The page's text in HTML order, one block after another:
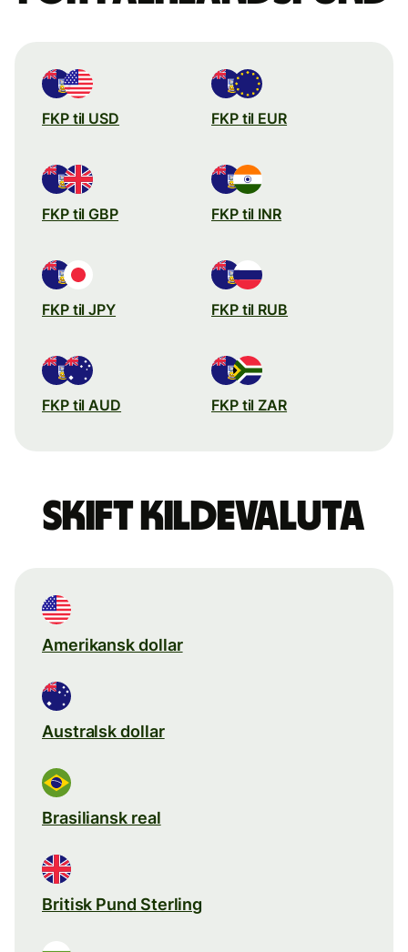
FKP til USD FKP til EUR
FKP til GBP FKP til INR
FKP til JPY FKP til RUB
FKP til AUD FKP til ZAR
Skift kildevaluta
Amerikansk dollar
Australsk dollar
Brasiliansk real
Britisk Pund Sterling